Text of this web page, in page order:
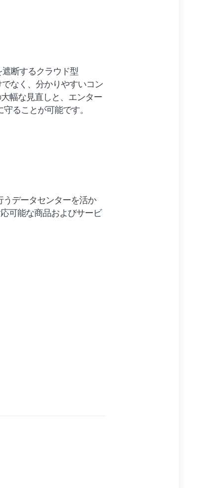
遮断するクラウド型
なく、分かりやすいコン
幅な見直しと、エンター
ることが可能です。
うデータセンターを活か
可能な商品およびサービ